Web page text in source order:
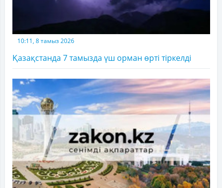
10:11, 8 тамыз 2026
Қазақстанда 7 тамызда үш орман өрті тіркелді